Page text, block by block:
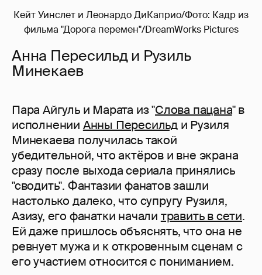
Кейт Уинслет и Леонардо ДиКаприо/Фото: Кадр из
фильма "Дорога перемен"/DreamWorks Pictures
Анна Пересильд и Рузиль
Минекаев
Пара Айгуль и Марата из "Слова пацана" в
исполнении Анны Пересильд и Рузиля
Минекаева получилась такой
убедительной, что актёров и вне экрана
сразу после выхода сериала принялись
"сводить". Фантазии фанатов зашли
настолько далеко, что супругу Рузиля,
Азизу, его фанатки начали травить в сети.
Ей даже пришлось объяснять, что она не
ревнует мужа и к откровенным сценам с
его участием относится с пониманием.